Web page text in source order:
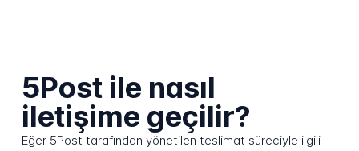
5Post ile nasıl
iletişime geçilir?
Eğer 5Post tarafından yönetilen teslimat süreciyle ilgili